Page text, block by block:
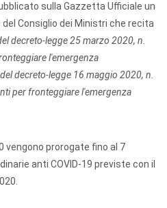
sulla Gazzetta Ufficiale un
Consiglio dei Ministri che recita
decreto-legge 25 marzo 2020, n.
l'emergenza
decreto-legge 16 maggio 2020, n.
per fronteggiare l'emergenza
vengono prorogate fino al 7
anti COVID-19 previste con il